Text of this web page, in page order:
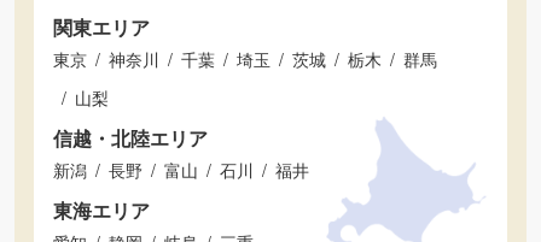
関東エリア
東京 神奈川 千葉 埼玉 茨城 栃木
群馬
山梨
信越・北陸エリア
新潟 長野 富山 石川 福井
東海エリア